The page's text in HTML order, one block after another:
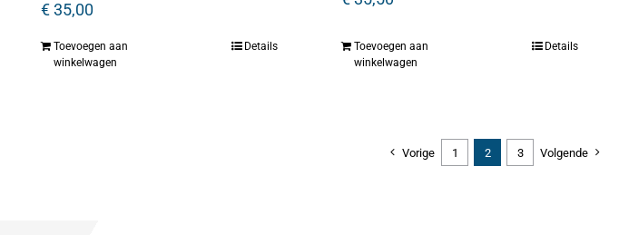
€35,00
Toevoegen aan
winkelwagen
Details
Toevoegen aan
winkelwagen
Details
Vorige 1 2 3 Volgende